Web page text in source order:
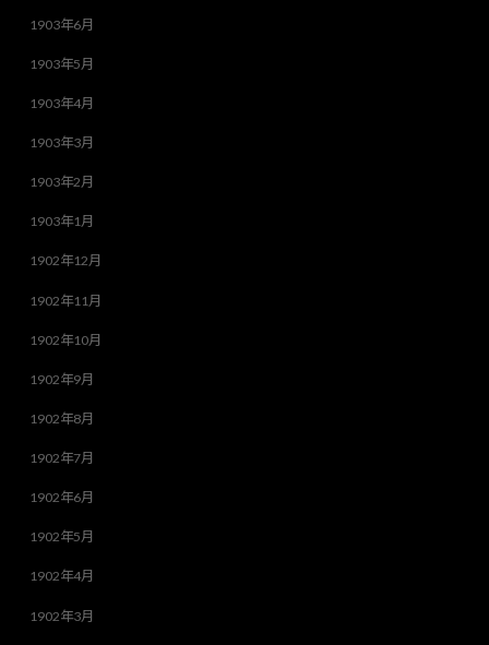
1903年6月
1903年5月
1903年4月
1903年3月
1903年2月
1903年1月
1902年12月
1902年11月
1902年10月
1902年9月
1902年8月
1902年7月
1902年6月
1902年5月
1902年4月
1902年3月